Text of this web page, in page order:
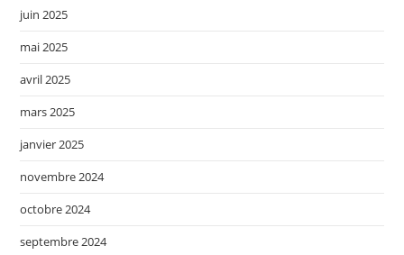
juin 2025
mai 2025
avril 2025
mars 2025
janvier 2025
novembre 2024
octobre 2024
septembre 2024